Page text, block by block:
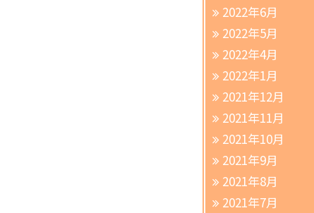
2022年6月
2022年5月
2022年4月
2022年1月
2021年12月
2021年11月
2021年10月
2021年9月
2021年8月
2021年7月